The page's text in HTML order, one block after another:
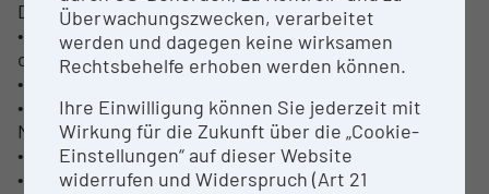
Defekten
• Untersuchung der lokalen Heterogenität und
chemische Materialunterscheidung
• Abbildung von Mikrobeanspruchung
• Messung der elektrischen Eigenschaften im
Mikrometerbereich
• Nanomanipulation
• In-situ-Aushebevorrichtung
Überwachungszwecken, verarbeitet
werden und dagegen keine wirksamen
Rechtsbehelfe erhoben werden können.
Ihre Einwilligung können Sie jederzeit mit
Wirkung für die Zukunft über die „Cookie-
Einstellungen“ auf dieser Website
widerrufen und Widerspruch (Art 21